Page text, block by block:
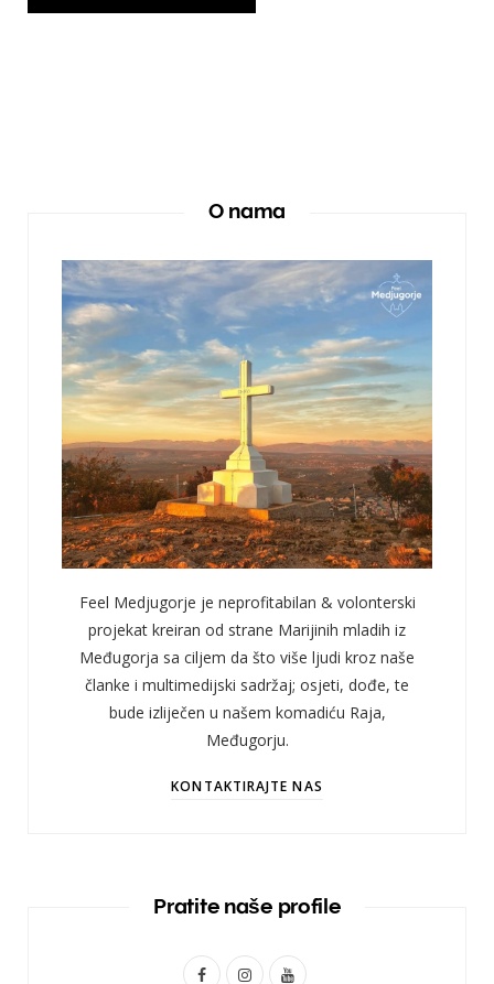
O nama
Feel Medjugorje je neprofitabilan & volonterski
projekat kreiran od strane Marijinih mladih iz
Međugorja sa ciljem da što više ljudi kroz naše
članke i multimedijski sadržaj; osjeti, dođe, te
bude izliječen u našem komadiću Raja,
Međugorju.
KONTAKTIRAJTE NAS
Pratite naše profile
F
I
Y